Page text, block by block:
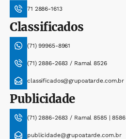
71 2886-1613
Classificados
(71) 99965-8961
(71) 2886-2683 / Ramal 8526
classificados@grupoatarde.com.br
Publicidade
(71) 2886-2683 / Ramal 8585 | 8586
publicidade@grupoatarde.com.br